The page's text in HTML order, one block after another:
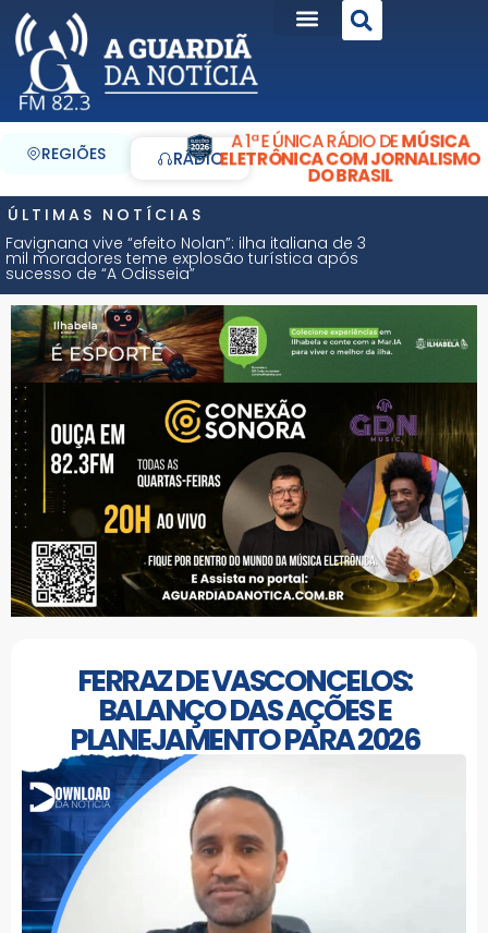
REGIÕES RÁDIO
A 1ª E ÚNICA RÁDIO DEMÚSICA
ELETRÔNICA COM JORNALISMO
DO BRASIL
ÚLTIMAS NOTÍCIAS
Favignana vive “efeito Nolan”: ilha italiana de 3
mil moradores teme explosão turística após
sucesso de “A Odisseia”
FERRAZ DE VASCONCELOS:
BALANÇO DAS AÇÕES E
PLANEJAMENTO PARA 2026